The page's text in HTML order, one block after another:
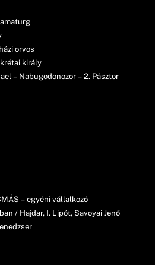
orvos
király
– Nabugodonozor – 2. Pásztor
– egyéni vállalkozó
/ Hajdar, I. Lipót, Savoyai Jenő